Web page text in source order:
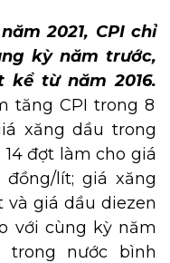
2021, CPI chỉ
kỳ năm trước,
từ năm 2016.
tăng CPI trong 8
xăng dầu trong
đợt làm cho giá
đồng/lít; giá xăng
và giá dầu diezen
với cùng kỳ năm
trong nước bình